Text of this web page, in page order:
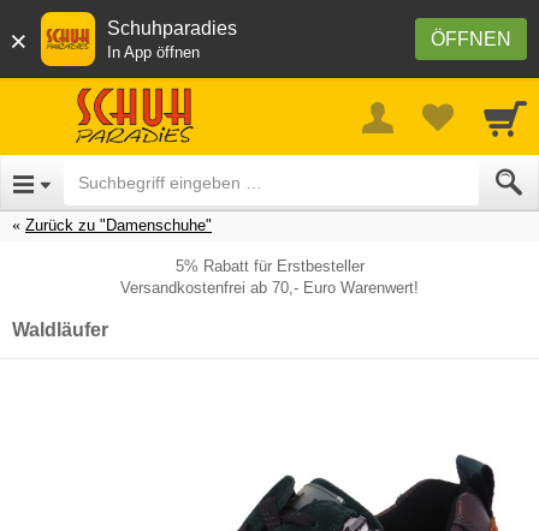
× ÖFFNEN
Schuhparadies
In App öffnen
Zurück zu "Damenschuhe"
5% Rabatt für Erstbesteller
Versandkostenfrei ab 70,- Euro Warenwert!
Waldläufer